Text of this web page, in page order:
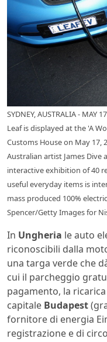
SYDNEY, AUSTRALIA -
Leaf is displayed at the 'A
Customs House on May 17,
Australian artist James Dive
interactive exhibition of 40
useful everyday items is
mass produced 100%
Spencer/Getty Images for
In Ungheria le auto
riconoscibili dalla
una targa verde che
cui il parcheggio
pagamento, la
capitale Budapest
fornitore di energia
registrazione e di